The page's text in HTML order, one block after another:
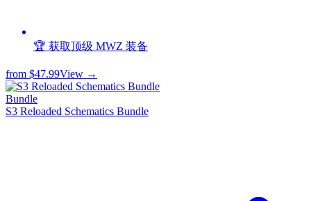
🏆 获取顶级 MWZ 装备
from $47.99View →
Bundle
S3 Reloaded Schematics Bundle